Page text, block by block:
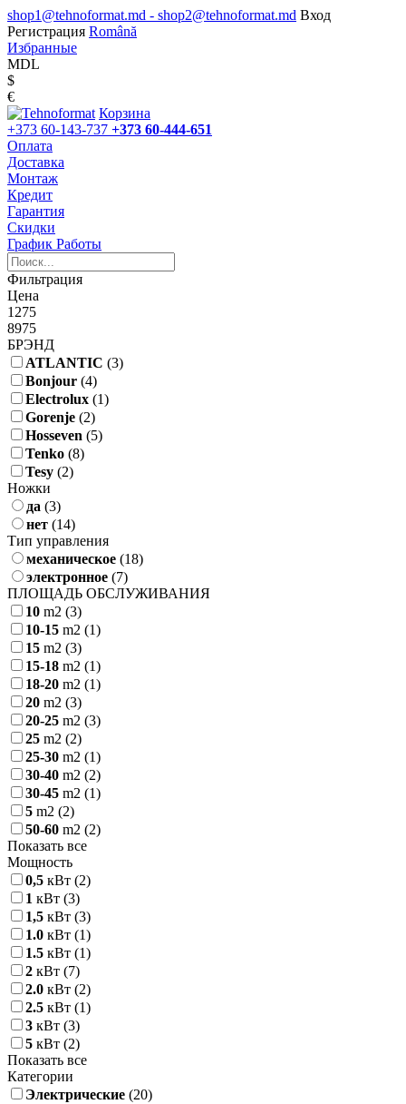
shop1@tehnoformat.md - shop2@tehnoformat.md Вход
Регистрация Română
Избранные
MDL
$
€
Корзина
+373 60-143-737 +373 60-444-651
Оплата
Доставка
Монтаж
Кредит
Гарантия
Скидки
График Работы
Фильтрация
Цена
1275
8975
БРЭНД
ATLANTIC (3)
Bonjour (4)
Electrolux (1)
Gorenje (2)
Hosseven (5)
Tenko (8)
Tesy (2)
Ножки
да (3)
нет (14)
Тип управления
механическое (18)
электронное (7)
ПЛОЩАДЬ ОБСЛУЖИВАНИЯ
10 m2 (3)
10-15 m2 (1)
15 m2 (3)
15-18 m2 (1)
18-20 m2 (1)
20 m2 (3)
20-25 m2 (3)
25 m2 (2)
25-30 m2 (1)
30-40 m2 (2)
30-45 m2 (1)
5 m2 (2)
50-60 m2 (2)
Показать все
Мощность
0,5 кВт (2)
1 кВт (3)
1,5 кВт (3)
1.0 кВт (1)
1.5 кВт (1)
2 кВт (7)
2.0 кВт (2)
2.5 кВт (1)
3 кВт (3)
5 кВт (2)
Показать все
Категории
Электрические (20)